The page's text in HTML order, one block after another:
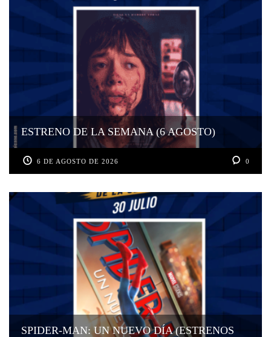
ESTRENO DE LA SEMANA (6 AGOSTO)
6 DE AGOSTO DE 2026 0
SPIDER-MAN: UN NUEVO DÍA (ESTRENOS